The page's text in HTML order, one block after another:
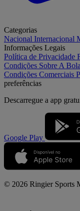
Categorias
Nacional Internacional
Informações Legais
Política de Privacidade
Condições Sobre A Bola
Condições Comerciais
preferências
Descarregue a app
Google Play
© 2026 Ringier Sports